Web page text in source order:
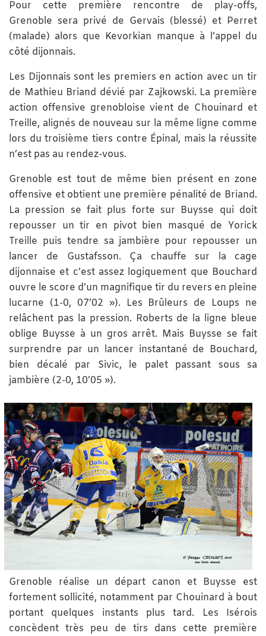
Pour cette première rencontre de play-offs,
Grenoble sera privé de Gervais (blessé) et Perret
(malade) alors que Kevorkian manque à l’appel du
côté dijonnais.
Les Dijonnais sont les premiers en action avec un tir
de Mathieu Briand dévié par Zajkowski. La première
action offensive grenobloise vient de Chouinard et
Treille, alignés de nouveau sur la même ligne comme
lors du troisième tiers contre Épinal, mais la réussite
n’est pas au rendez-vous.
Grenoble est tout de même bien présent en zone
offensive et obtient une première pénalité de Briand.
La pression se fait plus forte sur Buysse qui doit
repousser un tir en pivot bien masqué de Yorick
Treille puis tendre sa jambière pour repousser un
lancer de Gustafsson. Ça chauffe sur la cage
dijonnaise et c’est assez logiquement que Bouchard
ouvre le score d’un magnifique tir du revers en pleine
lucarne (1-0, 07’02 »). Les Brûleurs de Loups ne
relâchent pas la pression. Roberts de la ligne bleue
oblige Buysse à un gros arrêt. Mais Buysse se fait
surprendre par un lancer instantané de Bouchard,
bien décalé par Sivic, le palet passant sous sa
jambière (2-0, 10’05 »).
Grenoble réalise un départ canon et Buysse est
fortement sollicité, notamment par Chouinard à bout
portant quelques instants plus tard. Les Isérois
concèdent très peu de tirs dans cette première